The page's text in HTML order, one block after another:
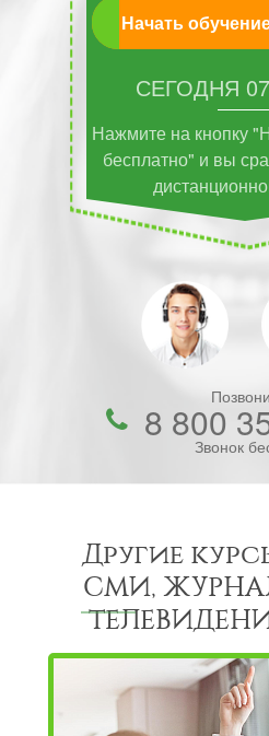
Начать
СЕГОДНЯ
Нажмите на кнопку
бесплатно" и вы
8 800
Звонок
Другие
СМИ,